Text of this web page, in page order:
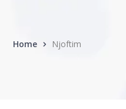
Home Njoftim